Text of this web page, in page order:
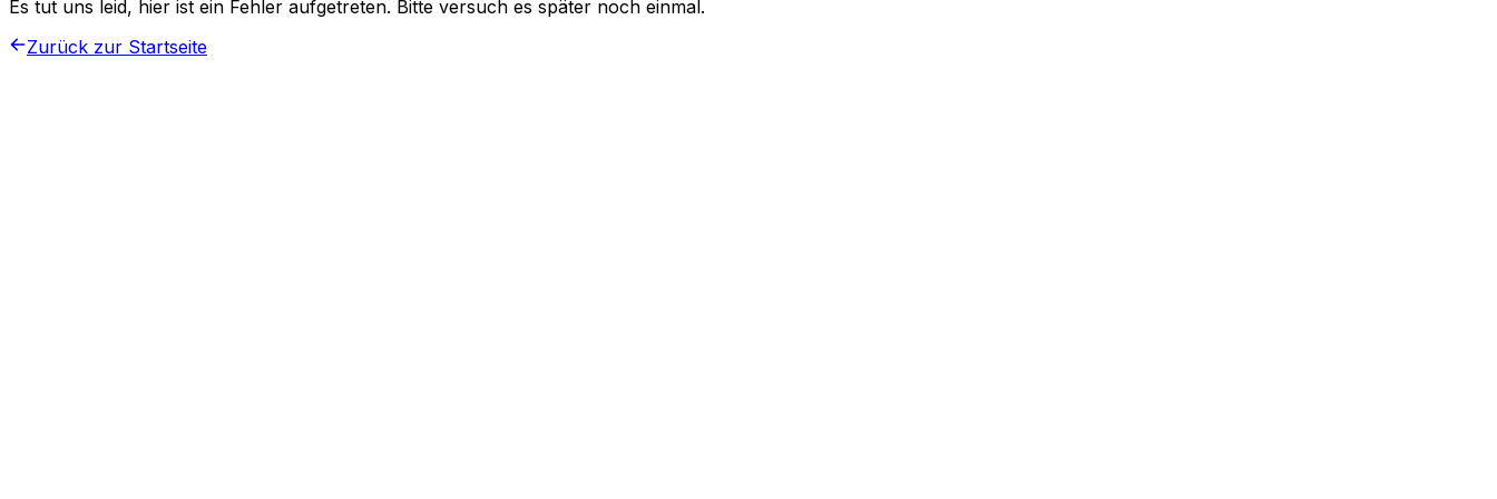
Es tut uns leid, hier ist ein Fehler aufgetreten. Bitte versuch es später noch einmal.
Zurück zur Startseite